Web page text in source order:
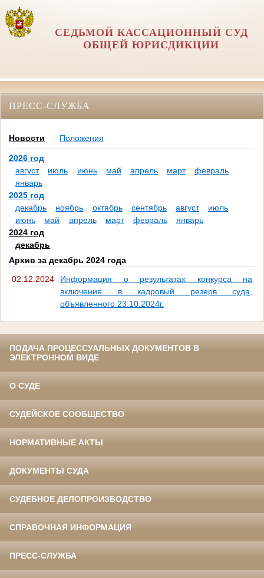
СЕДЬМОЙ КАССАЦИОННЫЙ СУД
ОБЩЕЙ ЮРИСДИКЦИИ
ПРЕСС-СЛУЖБА
Новости Положения
2026 год
август
июль июнь май апрель март
февраль
январь
2025 год
декабрь
ноябрь октябрь сентябрь август
июль
июнь
май апрель март февраль
январь
2024 год
декабрь
Архив за декабрь 2024 года
02.12.2024
Информация о результатах конкурса на
включение в кадровый резерв суда,
объявленного 23.10.2024г.
ПОДАЧА ПРОЦЕССУАЛЬНЫХ ДОКУМЕНТОВ В
ЭЛЕКТРОННОМ ВИДЕ
О СУДЕ
СУДЕЙСКОЕ СООБЩЕСТВО
НОРМАТИВНЫЕ АКТЫ
ДОКУМЕНТЫ СУДА
СУДЕБНОЕ ДЕЛОПРОИЗВОДСТВО
СПРАВОЧНАЯ ИНФОРМАЦИЯ
ПРЕСС-СЛУЖБА